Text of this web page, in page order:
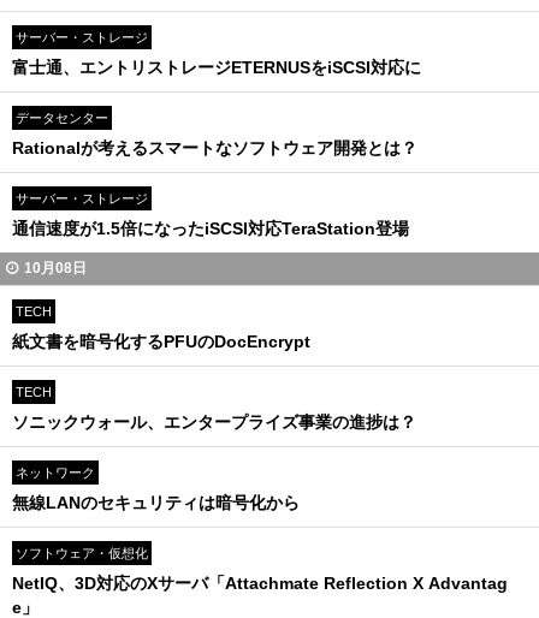
サーバー・ストレージ
富士通、エントリストレージETERNUSをiSCSI対応に
データセンター
Rationalが考えるスマートなソフトウェア開発とは？
サーバー・ストレージ
通信速度が1.5倍になったiSCSI対応TeraStation登場
10月08日
TECH
紙文書を暗号化するPFUのDocEncrypt
TECH
ソニックウォール、エンタープライズ事業の進捗は？
ネットワーク
無線LANのセキュリティは暗号化から
ソフトウェア・仮想化
NetIQ、3D対応のXサーバ「Attachmate Reflection X Advantag
e」